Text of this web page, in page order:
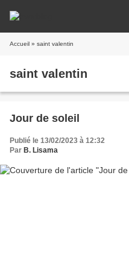
Accueil » saint valentin
saint valentin
Jour de soleil
Publié le 13/02/2023 à 12:32
Par B. Lisama